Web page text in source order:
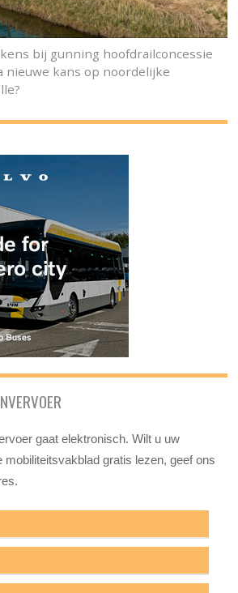
bij gunning hoofdrailconcessie
nieuwe kans op noordelijke
gaat elektronisch. Wilt u uw
mobiliteitsvakblad gratis lezen, geef ons